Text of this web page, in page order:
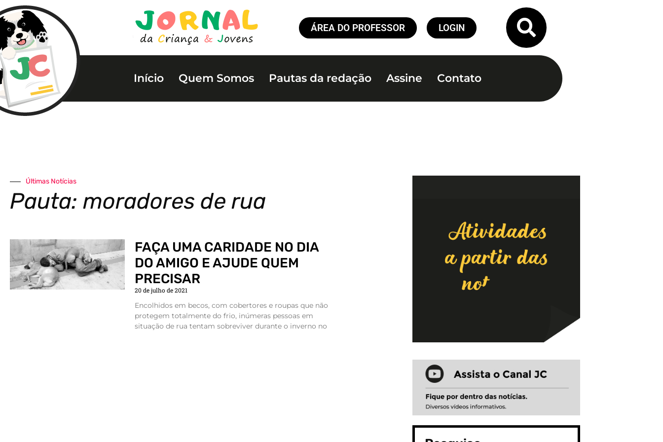
ÁREA DO PROFESSOR LOGIN
Início Quem Somos Pautas da redação Assine Contato
Últimas Notícias
Pauta: moradores de rua
FAÇA UMA CARIDADE NO DIA
DO AMIGO E AJUDE QUEM
PRECISAR
20 de julho de 2021
Encolhidos em becos, com cobertores e roupas que não
protegem totalmente do frio, inúmeras pessoas em
situação de rua tentam sobreviver durante o inverno no